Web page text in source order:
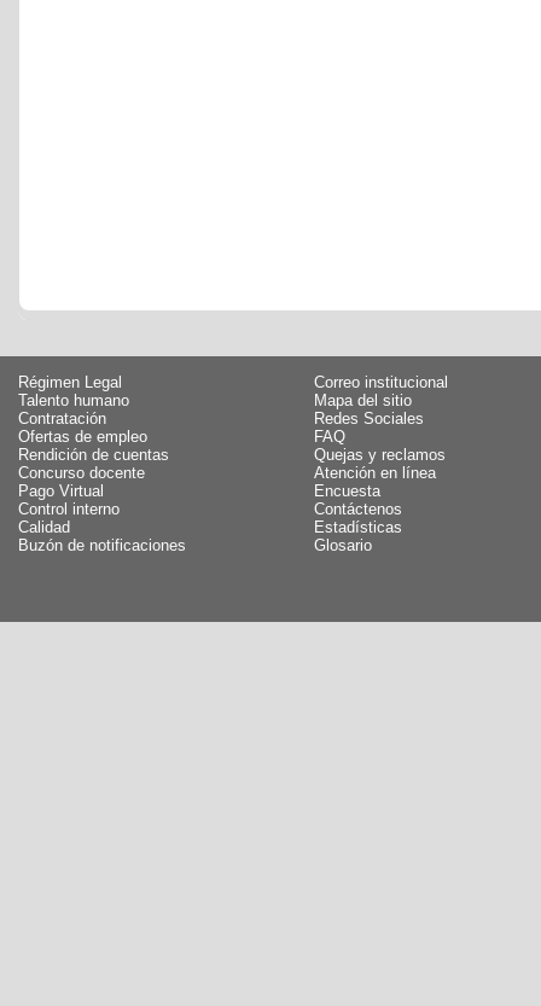
Régimen Legal
Talento humano
Contratación
Ofertas de empleo
Rendición de cuentas
Concurso docente
Pago Virtual
Control interno
Calidad
Buzón de notificaciones
Correo institucional
Mapa del sitio
Redes Sociales
FAQ
Quejas y reclamos
Atención en línea
Encuesta
Contáctenos
Estadísticas
Glosario